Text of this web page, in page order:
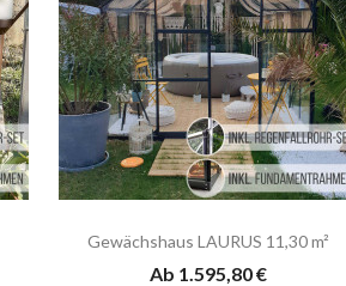
Gewächshaus LAURUS 11,30 m²
Ab 1.595,80 €